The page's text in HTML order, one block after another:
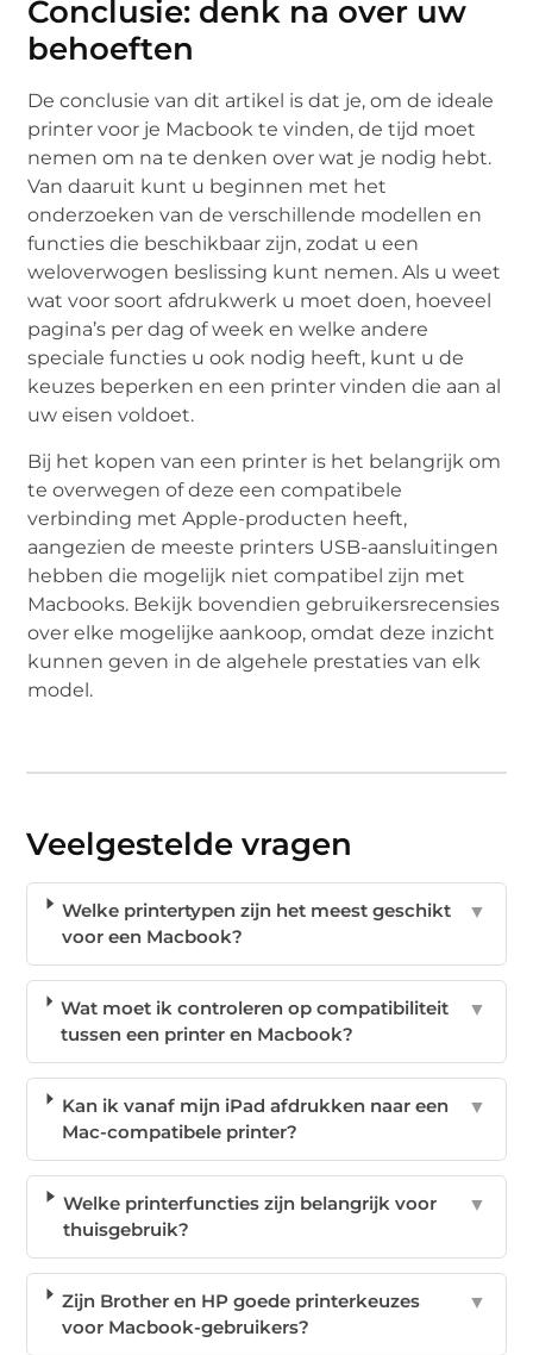
Conclusie: denk na over uw
behoeften
De conclusie van dit artikel is dat je, om de ideale
printer voor je Macbook te vinden, de tijd moet
nemen om na te denken over wat je nodig hebt.
Van daaruit kunt u beginnen met het
onderzoeken van de verschillende modellen en
functies die beschikbaar zijn, zodat u een
weloverwogen beslissing kunt nemen. Als u weet
wat voor soort afdrukwerk u moet doen, hoeveel
pagina’s per dag of week en welke andere
speciale functies u ook nodig heeft, kunt u de
keuzes beperken en een printer vinden die aan al
uw eisen voldoet.
Bij het kopen van een printer is het belangrijk om
te overwegen of deze een compatibele
verbinding met Apple-producten heeft,
aangezien de meeste printers USB-aansluitingen
hebben die mogelijk niet compatibel zijn met
Macbooks. Bekijk bovendien gebruikersrecensies
over elke mogelijke aankoop, omdat deze inzicht
kunnen geven in de algehele prestaties van elk
model.
Veelgestelde vragen
Welke printertypen zijn het meest geschikt
voor een Macbook?
▼
Wat moet ik controleren op compatibiliteit
tussen een printer en Macbook?
▼
Kan ik vanaf mijn iPad afdrukken naar een
Mac-compatibele printer?
▼
Welke printerfuncties zijn belangrijk voor
thuisgebruik?
▼
Zijn Brother en HP goede printerkeuzes
voor Macbook-gebruikers?
▼